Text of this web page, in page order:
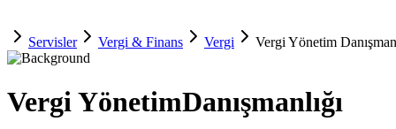
Servisler Vergi & Finans Vergi Vergi Yönetim
Vergi YönetimDanışmanlığı